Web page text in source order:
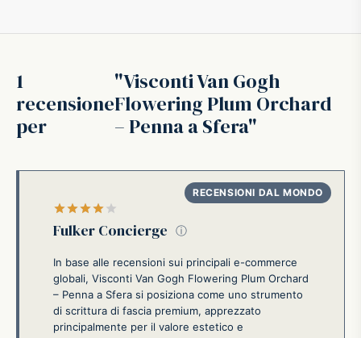
1
recensione
per
Visconti Van Gogh
Flowering Plum Orchard
– Penna a Sfera
Fulker Concierge ⓘ
In base alle recensioni sui principali e-commerce
globali, Visconti Van Gogh Flowering Plum Orchard
– Penna a Sfera si posiziona come uno strumento
di scrittura di fascia premium, apprezzato
principalmente per il valore estetico e